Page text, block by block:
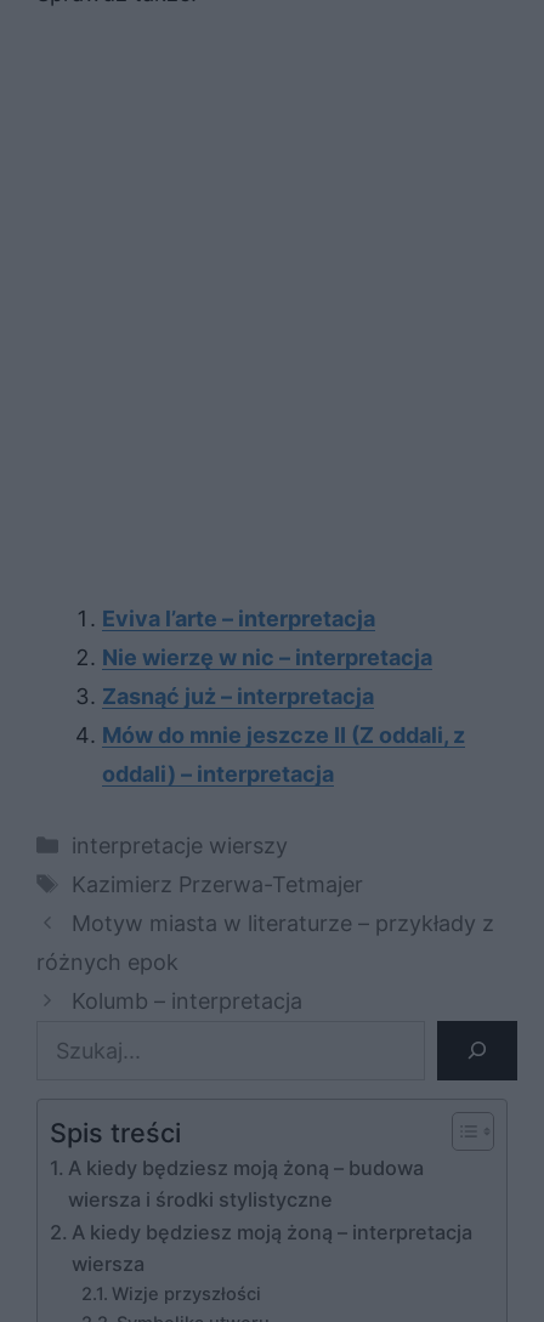
Eviva l’arte – interpretacja
Nie wierzę w nic – interpretacja
Zasnąć już – interpretacja
Mów do mnie jeszcze II (Z oddali, z
oddali) – interpretacja
Kategorie
interpretacje wierszy
Tagi
Kazimierz Przerwa-Tetmajer
Motyw miasta w literaturze – przykłady z
różnych epok
Kolumb – interpretacja
Szukaj
Spis treści
A kiedy będziesz moją żoną – budowa
wiersza i środki stylistyczne
A kiedy będziesz moją żoną – interpretacja
wiersza
Wizje przyszłości